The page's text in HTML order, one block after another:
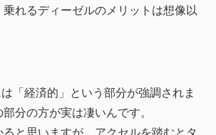
乗れるディーゼルのメリットは想像以
「経済的」という部分が強調されま
分の方が実は凄いんです。